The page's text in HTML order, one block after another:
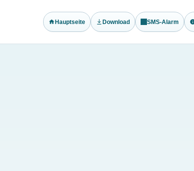
Hauptseite Download SMS-Alarm